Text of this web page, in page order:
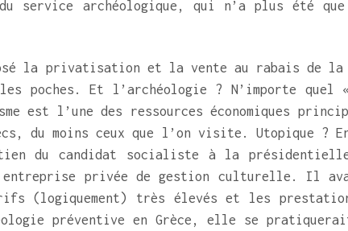
service archéologique, qui n’a plus été
la privatisation et la vente au rabais de la
Et l’archéologie ? N’importe quel «
est l’une des ressources économiques
du moins ceux que l’on visite. Utopique ?
du candidat socialiste à la
entreprise privée de gestion culturelle. Il
(logiquement) très élevés et les
préventive en Grèce, elle se